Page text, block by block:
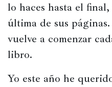
lo haces hasta el
última de sus
vuelve a comenzar
libro.
Yo este año he